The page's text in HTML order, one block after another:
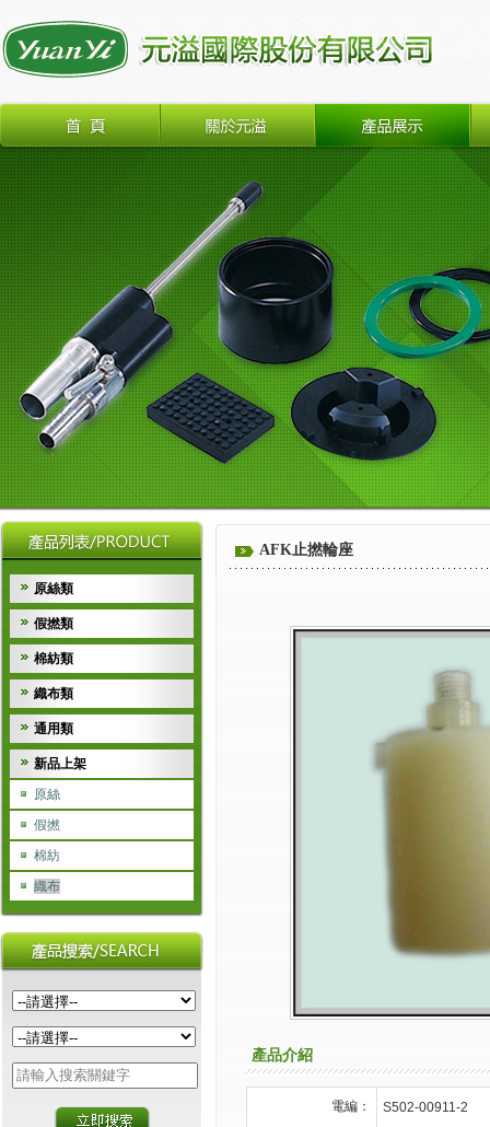
原絲類
假撚類
棉紡類
織布類
通用類
新品上架
原絲
假撚
棉紡
織布
AFK止撚輪座
產品介紹
電編： S502-00911-2